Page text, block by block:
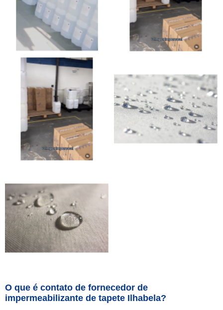
O que é contato de fornecedor de
impermeabilizante de tapete Ilhabela?